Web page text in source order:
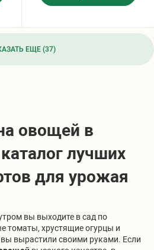
ЕЩЕ (37)
овощей в
лучших
для урожая
вы выходите в сад по
томаты, хрустящие огурцы и
вырастили своими руками. Если